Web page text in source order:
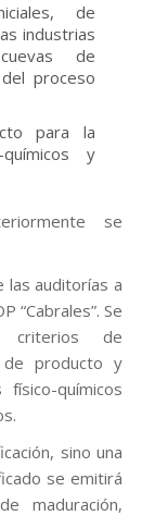
de
industrias
de
proceso
para la
y
se
las auditorías a
“Cabrales”. Se
criterios de
de producto y
químicos
sino una
se emitirá
maduración,